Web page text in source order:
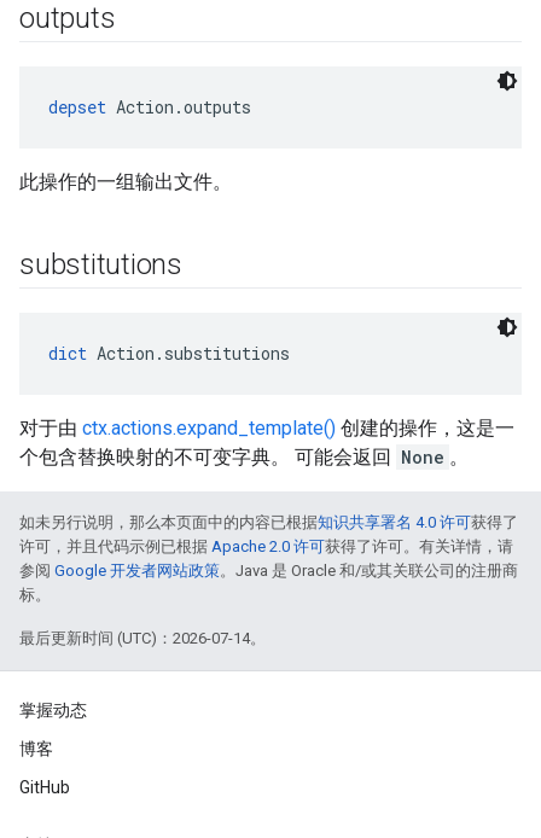
outputs
depset Action.outputs
此操作的一组输出文件。
substitutions
dict Action.substitutions
对于由 ctx.actions.expand_template() 创建的操作，这是一
个包含替换映射的不可变字典。 可能会返回 None 。
如未另行说明，那么本页面中的内容已根据知识共享署名 4.0 许可获得了
许可，并且代码示例已根据 Apache 2.0 许可获得了许可。有关详情，请
参阅 Google 开发者网站政策。Java 是 Oracle 和/或其关联公司的注册商
标。
最后更新时间 (UTC)：2026-07-14。
掌握动态
博客
GitHub